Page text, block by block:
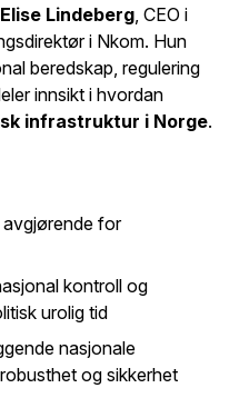
Elise Lindeberg, CEO i
i Nkom. Hun
beredskap, regulering
innsikt i hvordan
infrastruktur i Norge.
for
kontroll og
urolig tid
nasjonale
og sikkerhet